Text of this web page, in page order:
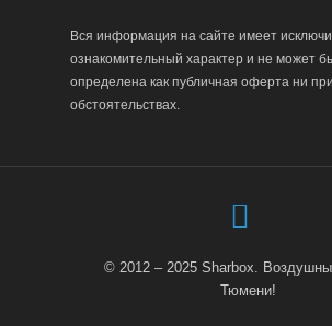
Вся информация на сайте имеет
ознакомительный характер и не может
определена как публичная оферта ни
обстоятельствах.
© 2012 – 2025 Sharbox.
Тюмени!